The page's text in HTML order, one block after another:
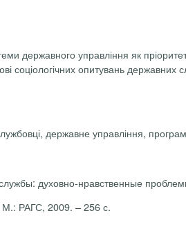
державного управління як
соціологічних опитувань державних
державне управління,
духовно-нравственные
РАГС, 2009. – 256 с.